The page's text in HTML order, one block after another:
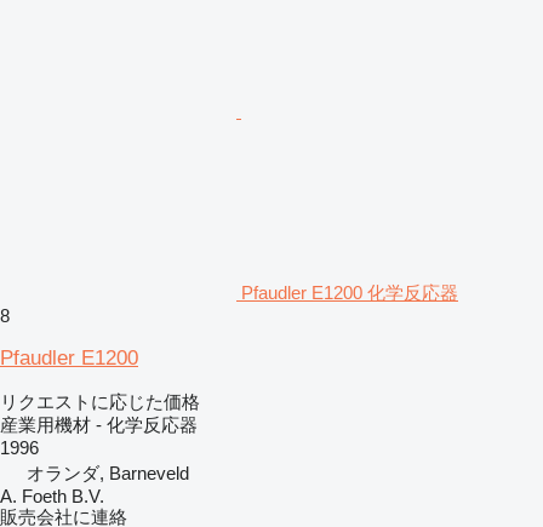
Pfaudler E1200 化学反応器
8
Pfaudler E1200
リクエストに応じた価格
産業用機材 - 化学反応器
1996
オランダ, Barneveld
A. Foeth B.V.
販売会社に連絡